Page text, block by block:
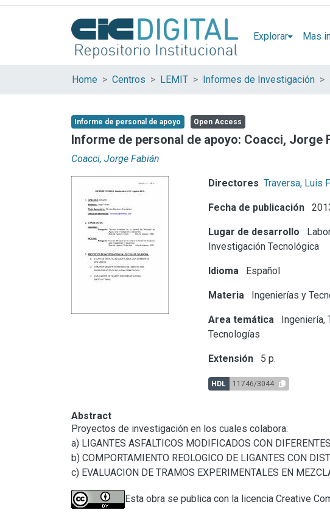
Explorar Mas
Home Centros LEMIT Informes de Investigación
Informe de personal de apoyo Open Access
Informe de personal de apoyo: Coacci, Jorge
Coacci, Jorge Fabián
Directores Traversa, Luis
Fecha de publicación
Lugar de desarrollo
Investigación Tecnológica
Idioma Español
Materia Ingenierías y
Area temática
Ingeniería,
Tecnologías
Extensión 5 p.
HDL 11746/3044
Abstract
Proyectos de investigación en los cuales colabora:
a) LIGANTES ASFALTICOS MODIFICADOS CON
b) COMPORTAMIENTO REOLOGICO DE LIGANTES CON
c) EVALUACION DE TRAMOS EXPERIMENTALES EN
Esta obra se publica con la licencia Creative